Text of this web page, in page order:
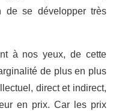
de se développer très
à nos yeux, de cette
de plus en plus
direct et indirect,
en prix. Car les prix